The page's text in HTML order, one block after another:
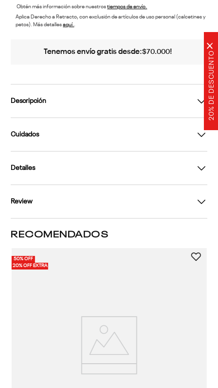
20% DE DESCUENTO
×
Obtén más información sobre nuestrostiempos de envío.
Aplica Derecho a Retracto, con exclusión de artículos de uso personal (calcetines y
petos). Más detallesaquí..
Tenemos envío gratis desde:$70.000!
Descripción
Cuidados
Detalles
Review
RECOMENDADOS
50% OFF
20% OFF EXTRA